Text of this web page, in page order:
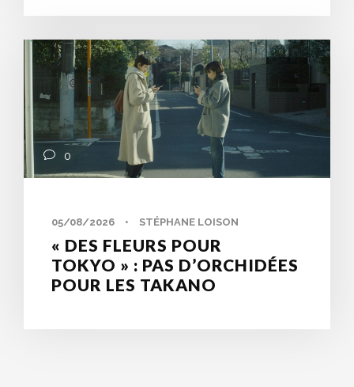
0
05/08/2026 • STÉPHANE LOISON
« DES FLEURS POUR
TOKYO » : PAS D’ORCHIDÉES
POUR LES TAKANO